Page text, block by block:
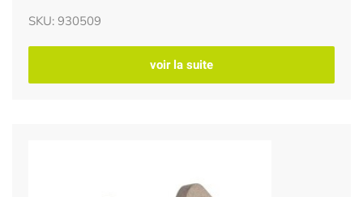
SKU: 930509
voir la suite